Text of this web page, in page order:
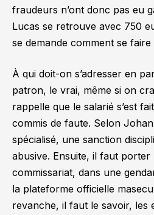
fraudeurs n’ont donc pas eu
Lucas se retrouve avec 750
se demande comment se
À qui doit-on s’adresser en
patron, le vrai, même si on
rappelle que le salarié s’est
commis de faute. Selon
spécialisé, une sanction
abusive. Ensuite, il faut porter
commissariat, dans une
la plateforme officielle
revanche, il faut le savoir, les